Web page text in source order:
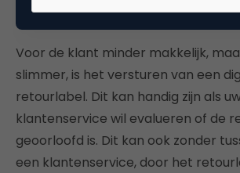
beste optie vinden.
Voor de klant minder makkelijk,
slimmer, is het versturen van een
retourlabel. Dit kan handig zijn als
klantenservice wil evalueren of de
geoorloofd is. Dit kan ook zonder
een klantenservice, door het